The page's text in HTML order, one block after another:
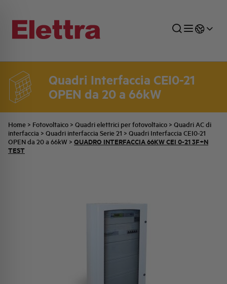
Quadri Interfaccia CEI0-21
OPEN da 20 a 66kW
Home > Fotovoltaico > Quadri elettrici per fotovoltaico > Quadri AC di
interfaccia > Quadri interfaccia Serie 21 > Quadri Interfaccia CEI0-21
OPEN da 20 a 66kW > QUADRO INTERFACCIA 66KW CEI 0-21 3F+N
TEST
SETTORI
INDUSTRIALE
RESIDENZIALE
DISTRIBUZIONE DI ENERGIA
AUTOMAZIONE INDUSTRIALE
SISTEMA QUADRI
RETE COMMERCIALE
UFFICIO TECNICO
QUALITÀ
PREVENTIVAZIONE
COMMESSE QUADRI
AZIENDA
FAMIGLIA BELLINI
STORIA ELETTRA
TUTTE LE NEWS
ULTIME NOTIZIE ISTITUZIONALI
COMUNICATI INTERNI
JOB CAREERS
PARTNER